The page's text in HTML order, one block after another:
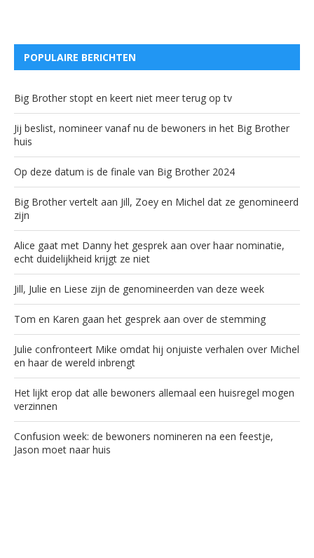
POPULAIRE BERICHTEN
Big Brother stopt en keert niet meer terug op tv
Jij beslist, nomineer vanaf nu de bewoners in het Big Brother
huis
Op deze datum is de finale van Big Brother 2024
Big Brother vertelt aan Jill, Zoey en Michel dat ze genomineerd
zijn
Alice gaat met Danny het gesprek aan over haar nominatie,
echt duidelijkheid krijgt ze niet
Jill, Julie en Liese zijn de genomineerden van deze week
Tom en Karen gaan het gesprek aan over de stemming
Julie confronteert Mike omdat hij onjuiste verhalen over Michel
en haar de wereld inbrengt
Het lijkt erop dat alle bewoners allemaal een huisregel mogen
verzinnen
Confusion week: de bewoners nomineren na een feestje,
Jason moet naar huis